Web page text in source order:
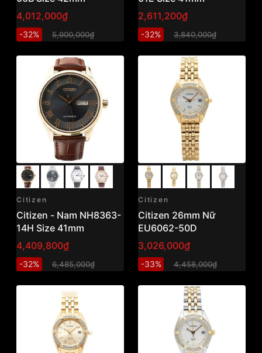
4,012,000₫
-32% 5,900,000₫
2,611,200₫
-32% 3,840,000₫
Citizen
Citizen - Nam NH8363-
14H Size 41mm
4,409,800₫
-32% 6,485,000₫
Citizen
Citizen 26mm Nữ
EU6062-50D
3,026,000₫
-33% 4,458,000₫